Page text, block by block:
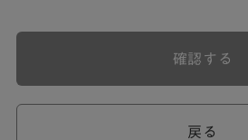
戻る
確認する